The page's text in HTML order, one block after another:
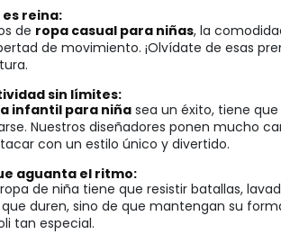
es reina:
de ropa casual para niñas, la
de movimiento. ¡Olvídate de esas
sin límites:
infantil para niñasea un éxito, tiene
Nuestros diseñadores ponen mucho
con un estilo único y divertido.
aguanta el ritmo:
de niña tiene que resistir batallas,
duren, sino de que mantengan su
tan especial.